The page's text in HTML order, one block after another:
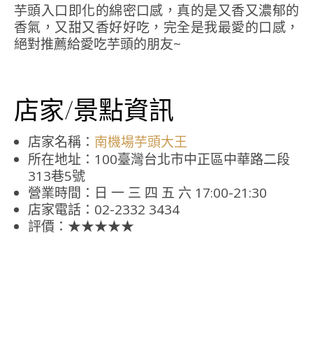
芋頭入口即化的綿密口感，真的是又香又濃郁的
香氣，又甜又香好好吃，完全是我最愛的口感，
絕對推薦給愛吃芋頭的朋友~
店家/景點資訊
店家名稱： 南機場芋頭大王
所在地址：100臺灣台北市中正區中華路二段
313巷5號
營業時間：日 一 三 四 五 六 17:00-21:30
店家電話：02-2332 3434
評價：★★★★★